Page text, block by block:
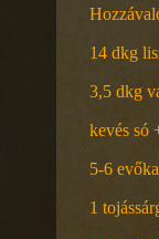
14 dkg
3,5 dkg
kevés só
5-6
1